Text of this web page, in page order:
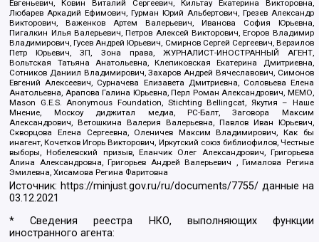
Евгеньевич, Ковин Виталий Сергеевич, Кильтау Екатерина Викторовна,
Любарев Аркадий Ефимович, Гурман Юрий Альбертович, Грезев Александр
Викторович, Важенков Артем Валерьевич, Иванова София Юрьевна,
Пигалкин Илья Валерьевич, Петров Алексей Викторович, Егоров Владимир
Владимирович, Гусев Андрей Юрьевич, Смирнов Сергей Сергеевич, Верзилов
Петр Юрьевич, ЗП, Зона права, ЖУРНАЛИСТ-ИНОСТРАННЫЙ АГЕНТ,
Вольтская Татьяна Анатольевна, Клепиковская Екатерина Дмитриевна,
Сотников Даниил Владимирович, Захаров Андрей Вячеславович, Симонов
Евгений Алексеевич, Сурначева Елизавета Дмитриевна, Соловьева Елена
Анатольевна, Арапова Галина Юрьевна, Перл Роман Александрович, МЕМО,
Mason G.E.S. Anonymous Foundation, Stichting Bellingcat, Якутия – Наше
Мнение, Москоу диджитал медиа, РС-Балт, Заговора Максим
Александрович, Ветошкина Валерия Валерьевна, Павлов Иван Юрьевич,
Скворцова Елена Сергеевна, Оленичев Максим Владимирович, Как бы
инагент, Кочетков Игорь Викторович, Иркутский союз библиофилов, Честные
выборы, Нобелевский призыв, Еланчик Олег Александрович, Григорьева
Алина Александровна, Григорьев Андрей Валерьевич , Гималова Регина
Эмилевна, Хисамова Регина Фаритовна
Источник: https://minjust.gov.ru/ru/documents/7755/ данные на
03.12.2021
* Сведения реестра НКО, выполняющих функции
иностранного агента: